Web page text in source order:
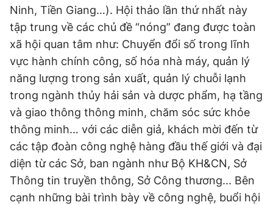
0906 645 777 0908 780 404
Đặt báo Quảng cáo RSS Tòa soạn Chính sách bảo
Tổng biên tập: Nguyễn Ngọc Toàn
Phó tổng biên tập thường trực: Hải Thành
Phó tổng biên tập: Lâm Hiếu Dũng
Phó tổng biên tập: Trần Việt Hưng
Tổng thư ký tòa soạn: Đức Trung
Giấy phép xuất bản số 110/GP - BTTTT cấp ngày 24.3.2020
© 2003-2026 Bản quyền thuộc về Báo Thanh Niên. Cấm sao
chép dưới mọi hình thức nếu không có sự chấp thuận bằng văn
bản. Phát triển bởi ePi Technologies, JSC.
Ninh, Tiền Giang…). Hội thảo lần thứ nhất này
tập trung về các chủ đề “nóng” đang được toàn
xã hội quan tâm như: Chuyển đổi số trong lĩnh
vực hành chính công, số hóa nhà máy, quản lý
năng lượng trong sản xuất, quản lý chuỗi lạnh
trong ngành thủy hải sản và dược phẩm, hạ tầng
và giao thông thông minh, chăm sóc sức khỏe
thông minh… với các diễn giả, khách mời đến từ
các tập đoàn công nghệ hàng đầu thế giới và đại
diện từ các Sở, ban ngành như Bộ KH&CN, Sở
Thông tin truyền thông, Sở Công thương... Bên
cạnh những bài trình bày về công nghệ, buổi hội